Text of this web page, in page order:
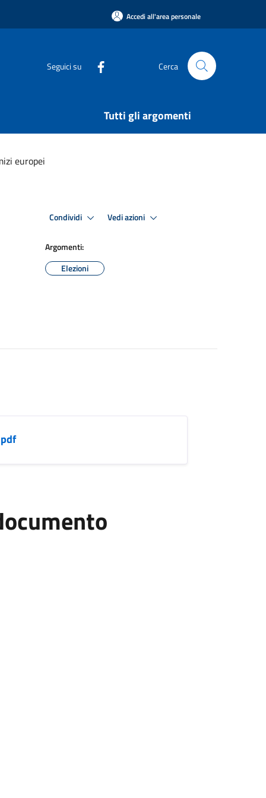
Accedi all'area personale
Seguici su Cerca
Tutti gli argomenti
europei
Condividi Vedi azioni
Argomenti:
Elezioni